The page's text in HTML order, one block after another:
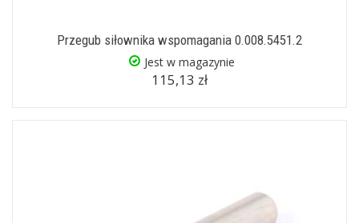
Przegub siłownika wspomagania 0.008.5451.2
Jest w magazynie
115,13 zł